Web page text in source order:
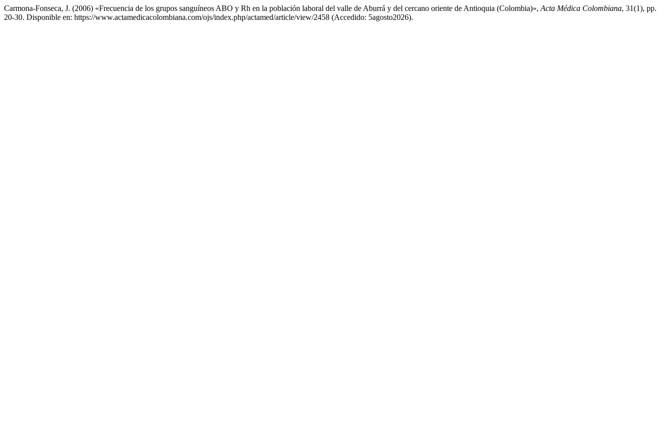
Carmona-Fonseca, J. (2006) «Frecuencia de los grupos sanguíneos ABO y Rh en la población laboral del valle de Aburrá y del cercano oriente de Antioquia (Colombia)», Acta Médica Colombiana, 31(1), pp.
20-30. Disponible en: https://www.actamedicacolombiana.com/ojs/index.php/actamed/article/view/2458 (Accedido: 5agosto2026).